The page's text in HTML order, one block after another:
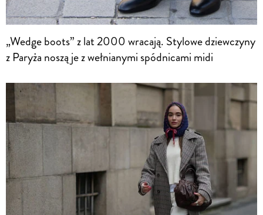
„Wedge boots” z lat 2000 wracają. Stylowe dziewczyny
z Paryża noszą je z wełnianymi spódnicami midi